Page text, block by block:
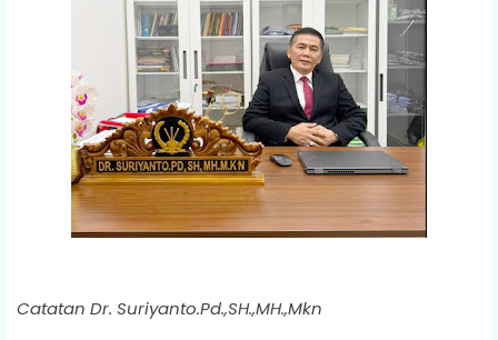
Catatan Dr. Suriyanto.Pd.,SH.,MH.,Mkn